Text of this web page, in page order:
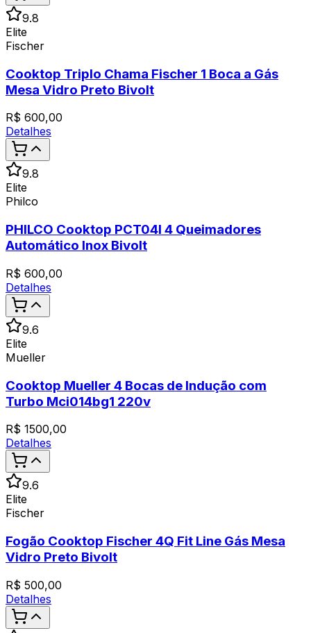
9.8
Elite
Fischer
Cooktop Triplo Chama Fischer 1 Boca a Gás
Mesa Vidro Preto Bivolt
R$ 600,00
Detalhes
9.8
Elite
Philco
PHILCO Cooktop PCT04I 4 Queimadores
Automático Inox Bivolt
R$ 600,00
Detalhes
9.6
Elite
Mueller
Cooktop Mueller 4 Bocas de Indução com
Turbo Mci014bg1 220v
R$ 1500,00
Detalhes
9.6
Elite
Fischer
Fogão Cooktop Fischer 4Q Fit Line Gás Mesa
Vidro Preto Bivolt
R$ 500,00
Detalhes